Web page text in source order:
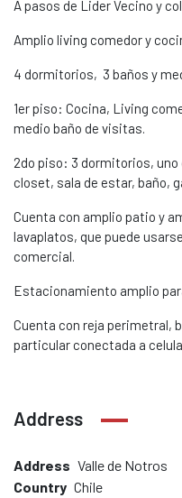
A pasos de Lider Vecino y
Amplio living comedor y
4 dormitorios, 3 baños y
1er piso: Cocina, Living
medio baño de visitas.
2do piso: 3 dormitorios,
closet, sala de estar, baño,
Cuenta con amplio patio y
lavaplatos, que puede
comercial.
Estacionamiento amplio
Cuenta con reja perimetral,
particular conectada a
Address
Address Valle de Notros
Country Chile